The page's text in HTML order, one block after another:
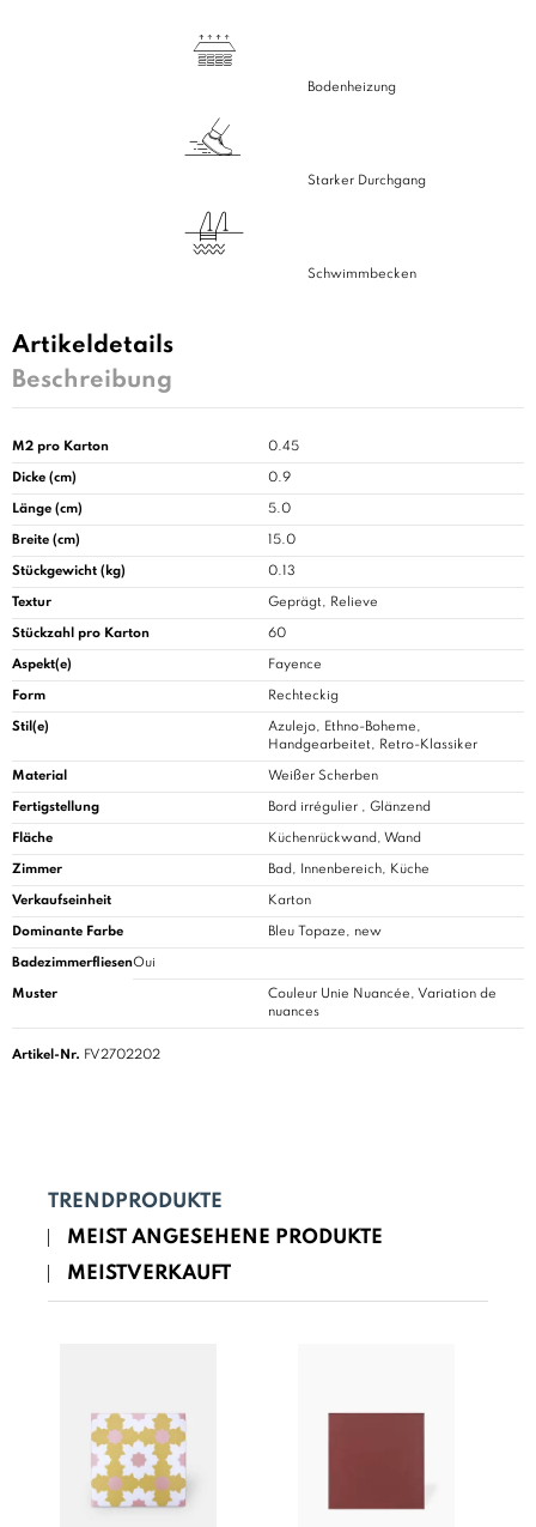
Bodenheizung
Starker Durchgang
Schwimmbecken
Artikeldetails
Beschreibung
M2 pro Karton 0.45
Dicke (cm) 0.9
Länge (cm) 5.0
Breite (cm) 15.0
Stückgewicht (kg) 0.13
Textur Geprägt, Relieve
Stückzahl pro Karton 60
Aspekt(e) Fayence
Form Rechteckig
Stil(e)
Azulejo, Ethno-Boheme,
Handgearbeitet, Retro-Klassiker
Material Weißer Scherben
Fertigstellung Bord irrégulier , Glänzend
Fläche Küchenrückwand, Wand
Zimmer Bad, Innenbereich, Küche
Verkaufseinheit Karton
Dominante Farbe Bleu Topaze, new
BadezimmerfliesenOui
Muster
Couleur Unie Nuancée, Variation de
nuances
Artikel-Nr. FV2702202
TRENDPRODUKTE
MEIST ANGESEHENE PRODUKTE
MEISTVERKAUFT